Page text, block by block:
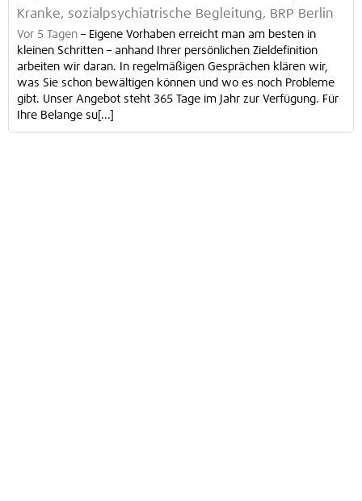
Kranke, sozialpsychiatrische Begleitung, BRP Berlin
Vor 5 Tagen – Eigene Vorhaben erreicht man am besten in
kleinen Schritten – anhand Ihrer persönlichen Zieldefinition
arbeiten wir daran. In regelmäßigen Gesprächen klären wir,
was Sie schon bewältigen können und wo es noch Probleme
gibt. Unser Angebot steht 365 Tage im Jahr zur Verfügung. Für
Ihre Belange su[...]